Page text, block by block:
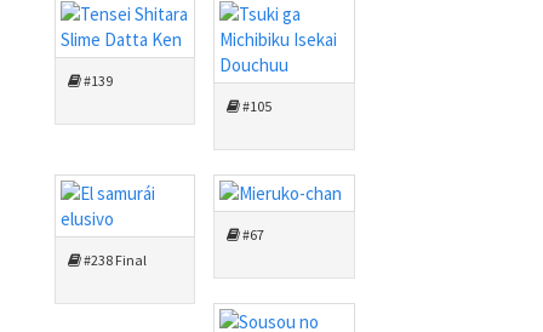
#139
#105
#238 Final
#67